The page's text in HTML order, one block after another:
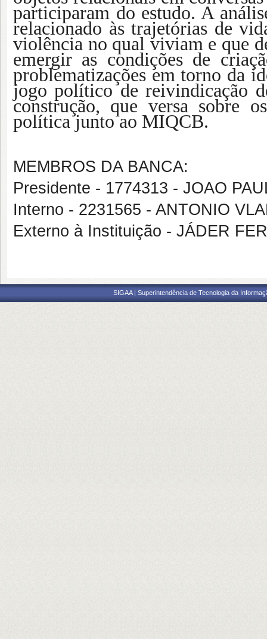
participaram do estudo. A
relacionado às trajetórias de
violência no qual viviam e que
emergir as condições de
problematizações em torno da
jogo político de reivindicação
construção, que versa sobre
política junto ao MIQCB.
MEMBROS DA BANCA:
Presidente - 1774313 - JOAO
Interno - 2231565 - ANTONIO
Externo à Instituição - JÁDER
SIGAA | Superintendência de Tecnologia da